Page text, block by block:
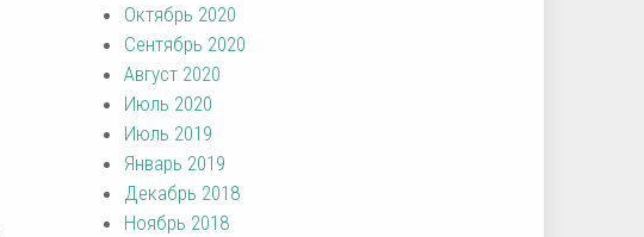
Октябрь 2020
Сентябрь 2020
Август 2020
Июль 2020
Июль 2019
Январь 2019
Декабрь 2018
Ноябрь 2018